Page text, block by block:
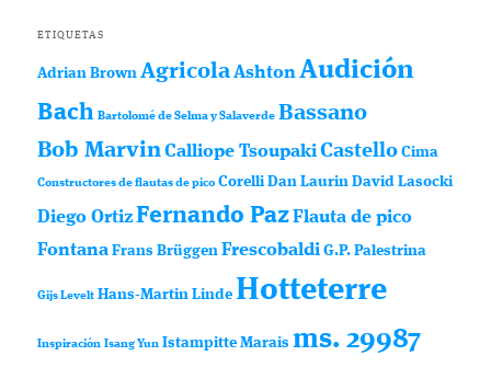
ETIQUETAS
Adrian Brown AgricolaAshtonAudición
Bach Bartolomé de Selma y Salaverde Bassano
Bob MarvinCalliope TsoupakiCastello Cima
Constructores de flautas de pico Corelli Dan Laurin David Lasocki
Diego OrtizFernando PazFlauta de pico
Fontana Frans Brüggen Frescobaldi G.P. Palestrina
Gijs Levelt Hans-Martin Linde Hotteterre
Inspiración Isang Yun Istampitte Marais ms. 29987